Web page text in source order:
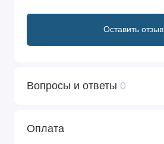
Оставить отзыв
Вопросы и ответы 0
Оплата